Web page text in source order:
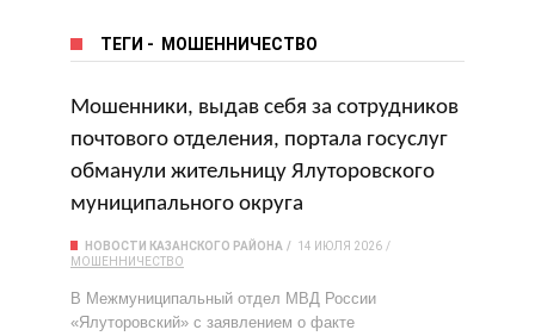
ТЕГИ - МОШЕННИЧЕСТВО
Мошенники, выдав себя за сотрудников
почтового отделения, портала госуслуг
обманули жительницу Ялуторовского
муниципального округа
НОВОСТИ КАЗАНСКОГО РАЙОНА
14 ИЮЛЯ 2026
МОШЕННИЧЕСТВО
В Межмуниципальный отдел МВД России
«Ялуторовский» с заявлением о факте